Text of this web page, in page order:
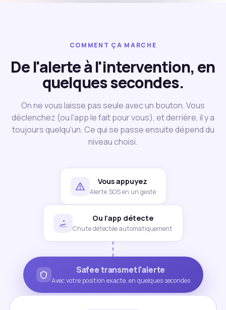
COMMENT ÇA MARCHE
De l'alerte à l'intervention, en
quelques secondes.
On ne vous laisse pas seule avec un bouton. Vous
déclenchez (ou l'app le fait pour vous), et derrière, il y a
toujours quelqu'un. Ce qui se passe ensuite dépend du
niveau choisi.
Vous appuyez
Alerte SOS en un geste
Ou l'app détecte
Chute détectée automatiquement
Safee transmet l'alerte
Avec votre position exacte, en quelques secondes